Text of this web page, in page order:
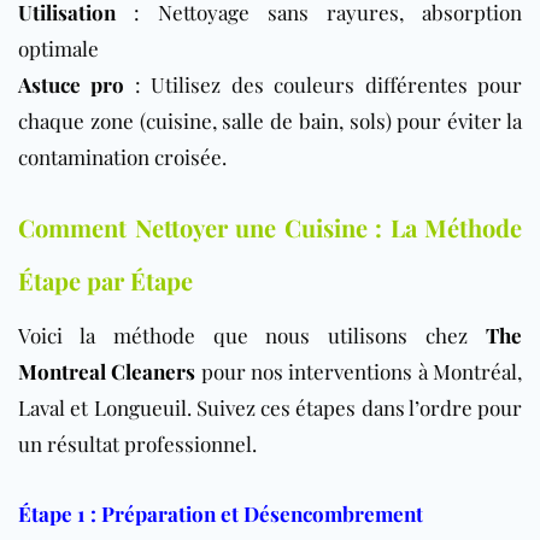
Utilisation : Nettoyage sans rayures, absorption
optimale
Astuce pro : Utilisez des couleurs différentes pour
chaque zone (cuisine, salle de bain, sols) pour éviter la
contamination croisée.
Comment Nettoyer une Cuisine : La Méthode
Étape par Étape
Voici la méthode que nous utilisons chez The
Montreal Cleaners pour nos interventions à Montréal,
Laval et Longueuil. Suivez ces étapes dans l’ordre pour
un résultat professionnel.
Étape 1 : Préparation et Désencombrement